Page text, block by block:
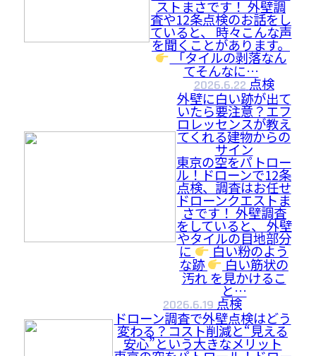
ストまさです！ 外壁調
査や12条点検のお話をし
ていると、 時々こんな声
を聞くことがあります。
「タイルの剥落なん
てそんなに…
2026.6.22点検
外壁に白い跡が出て
いたら要注意？エフ
ロレッセンスが教え
てくれる建物からの
サイン
東京の空をパトロー
ル！ドローンで12条
点検、調査はお任せ
ドローンクエストま
さです！ 外壁調査
をしていると、 外壁
やタイルの目地部分
に 白い粉のよう
な跡 白い筋状の
汚れ を見かけるこ
と…
2026.6.19 点検
ドローン調査で外壁点検はどう
変わる？コスト削減と“見える
安心”という大きなメリット